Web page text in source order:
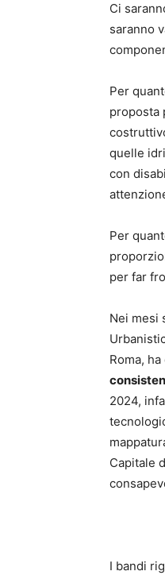
Ci
saranno
Per
proposta
quelle
con
Per
per far
Nei mesi
Roma,
2024,
Capitale
I bandi